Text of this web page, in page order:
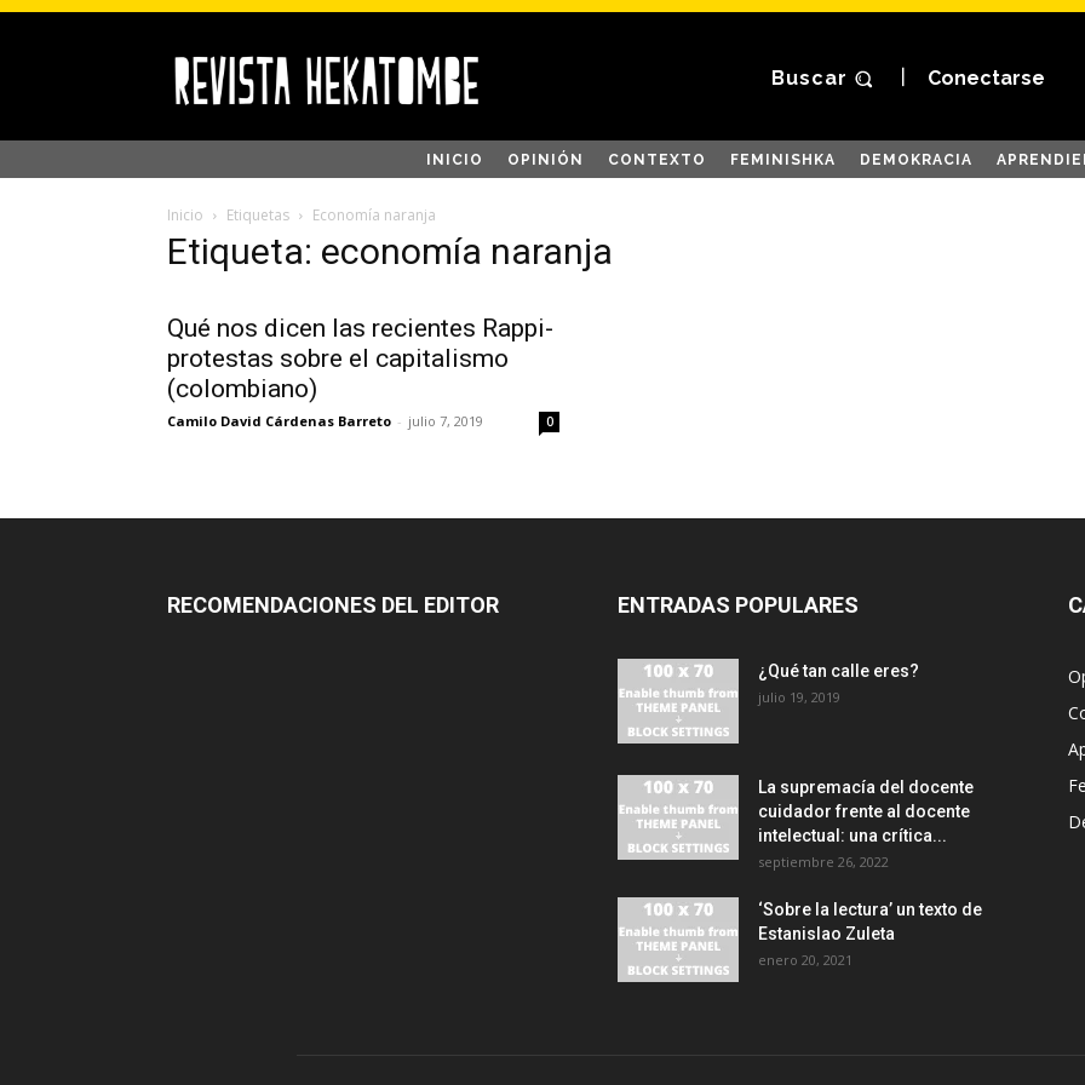
Buscar Conectarse
INICIO OPINIÓN CONTEXTO FEMINISHKA DEMOKRACIA
Inicio Etiquetas Economía naranja
Etiqueta: economía naranja
Qué nos dicen las recientes Rappi-
protestas sobre el capitalismo
(colombiano)
Camilo David Cárdenas Barreto - julio 7, 2019 0
RECOMENDACIONES DEL EDITOR ENTRADAS POPULARES
¿Qué tan calle eres?
julio 19, 2019
La supremacía del docente
cuidador frente al docente
intelectual: una crítica...
septiembre 26, 2022
‘Sobre la lectura’ un texto de
Estanislao Zuleta
enero 20, 2021